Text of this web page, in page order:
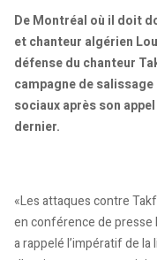
De Montréal où il doit
et chanteur algérien
défense du chanteur
campagne de
sociaux après son
dernier.
«Les attaques contre
en conférence de presse
a rappelé l’impératif de